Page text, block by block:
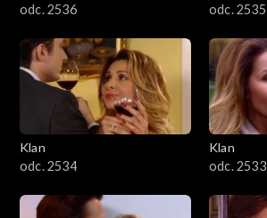
odc. 2536
odc. 2535
Klan
odc. 2534
Klan
odc. 2533